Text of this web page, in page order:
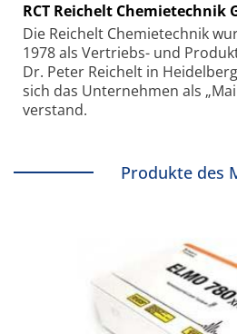
RCT Reichelt Chemietechnik
Die Reichelt Chemietechnik
1978 als Vertriebs- und
Dr. Peter Reichelt in
sich das Unternehmen als
verstand.
Produkte des